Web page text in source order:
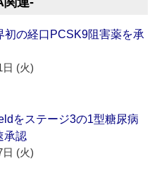
初の経口PCSK9阻害薬を承
日 (火)
をステージ3の1型糖尿病
承認
日 (火)